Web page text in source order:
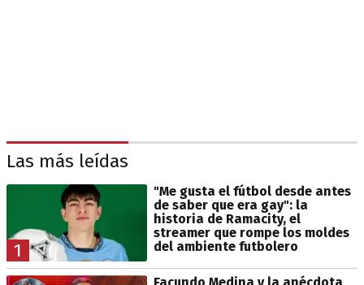
Las más leídas
1
"Me gusta el fútbol desde antes
de saber que era gay": la
historia de Ramacity, el
streamer que rompe los moldes
del ambiente futbolero